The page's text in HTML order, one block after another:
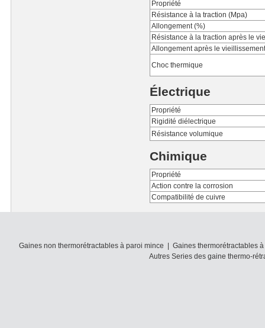
Propriété
Résistance à la traction (Mpa)
Allongement (%)
Résistance à la traction après le
Allongement après le
Choc thermique
Électrique
Propriété
Rigidité diélectrique
Résistance volumique
Chimique
Propriété
Action contre la corrosion
Compatibilité de cuivre
Gaines non thermorétractables à paroi mince
Gaines thermorétractables
Autres Series des gaine thermo-